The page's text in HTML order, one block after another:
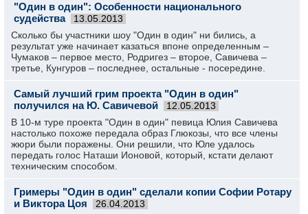
"Один в один": Особенности национального
судейства
13.05.2013
Сколько бы участники шоу "Один в один" ни бились, а
результат уже начинает казаться впоне определенным –
Чумаков – первое место, Родригез – второе, Савичева –
третье, Кунгуров – последнее, остальные - посередине.
Самый лучший грим проекта "Один в один"
получился на Ю. Савичевой
12.05.2013
В 10-м туре проекта "Один в один" певица Юлия Савичева
настолько похоже передала образ Глюкозы, что все члены
жюри были поражены. Они решили, что Юле удалось
передать голос Наташи Ионовой, который, кстати делают
техническим способом.
Гримеры "Один в один" сделали копии Софии Ротару
и Виктора Цоя
26.04.2013